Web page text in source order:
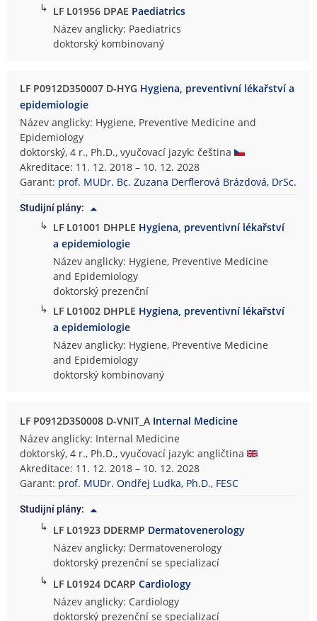
↳ LF L01956 DPAE Paediatrics
Název anglicky: Paediatrics
doktorský kombinovaný
LF P0912D350007 D-HYG Hygiena, preventivní lékařství a
epidemiologie
Název anglicky: Hygiene, Preventive Medicine and
Epidemiology
doktorský, 4 r., Ph.D., vyučovací jazyk: čeština
Akreditace: 11. 12. 2018 – 10. 12. 2028
Garant: prof. MUDr. Bc. Zuzana Derflerová Brázdová, DrSc.
Studijní plány:
↳ LF L01001 DHPLE Hygiena, preventivní lékařství
a epidemiologie
Název anglicky: Hygiene, Preventive Medicine
and Epidemiology
doktorský prezenční
↳ LF L01002 DHPLE Hygiena, preventivní lékařství
a epidemiologie
Název anglicky: Hygiene, Preventive Medicine
and Epidemiology
doktorský kombinovaný
LF P0912D350008 D-VNIT_A Internal Medicine
Název anglicky: Internal Medicine
doktorský, 4 r., Ph.D., vyučovací jazyk: angličtina
Akreditace: 11. 12. 2018 – 10. 12. 2028
Garant: prof. MUDr. Ondřej Ludka, Ph.D., FESC
Studijní plány:
↳ LF L01923 DDERMP Dermatovenerology
Název anglicky: Dermatovenerology
doktorský prezenční se specializací
↳ LF L01924 DCARPCardiology
Název anglicky: Cardiology
doktorský prezenční se specializací